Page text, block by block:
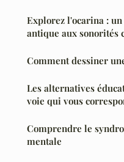
Explorez l'ocarina :
antique aux sonorités
Comment dessiner
Les alternatives
voie qui vous
Comprendre le
mentale